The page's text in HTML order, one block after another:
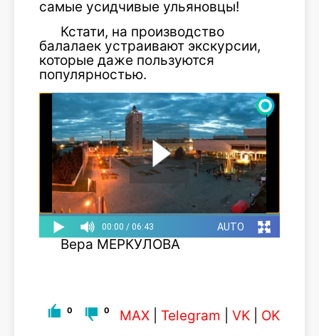
самые усидчивые ульяновцы!
Кстати, на производство
балалаек устраивают экскурсии,
которые даже пользуются
популярностью.
Вера МЕРКУЛОВА
0 0 MAX Telegram VK OK